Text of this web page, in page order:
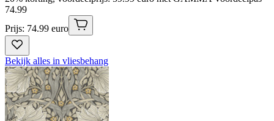
74.99
Prijs: 74.99 euro
Bekijk alles in vliesbehang